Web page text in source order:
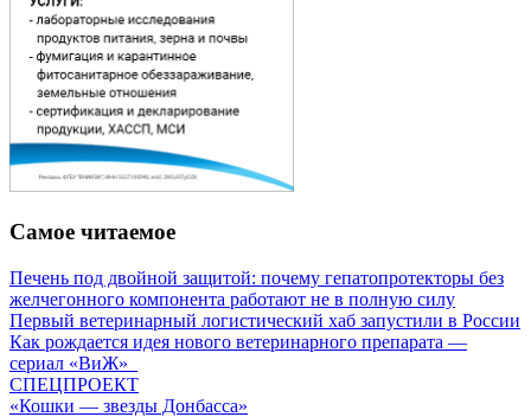
Самое читаемое
Печень под двойной защитой: почему гепатопротекторы без
желчегонного компонента работают не в полную силу
Первый ветеринарный логистический хаб запустили в России
Как рождается идея нового ветеринарного препарата —
сериал «ВиЖ»
СПЕЦПРОЕКТ
«Кошки — звезды Донбасса»